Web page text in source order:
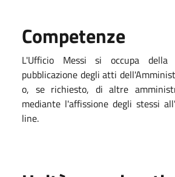
Competenze
L'Ufficio Messi si occupa
pubblicazione degli atti
o, se richiesto, di altre
mediante l'affissione degli stessi
line.